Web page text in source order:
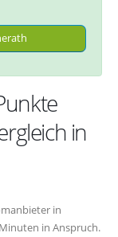
in
in
in Anspruch.